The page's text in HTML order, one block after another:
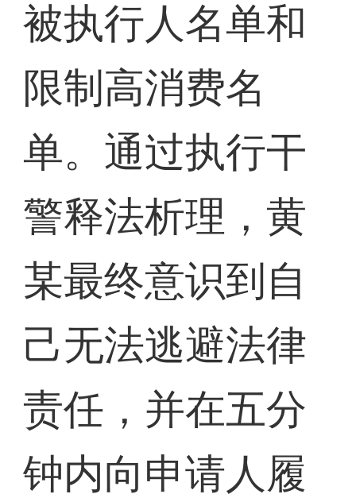
被执行人名单和
限制高消费名
单。通过执行干
警释法析理，黄
某最终意识到自
己无法逃避法律
责任，并在五分
钟内向申请人履